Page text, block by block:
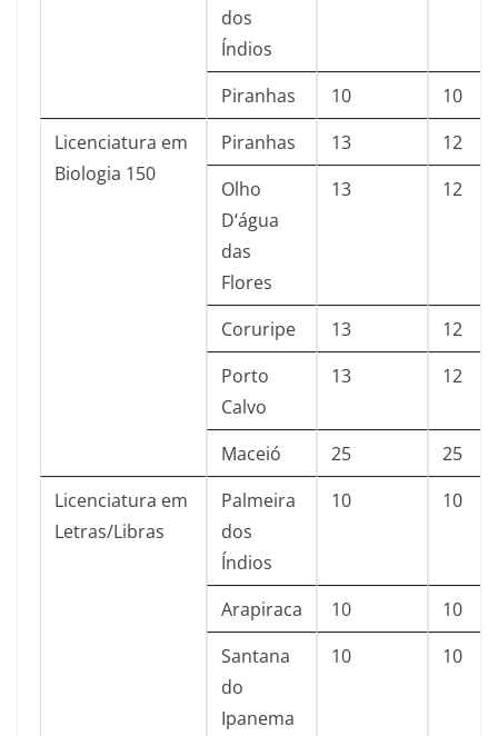
dos
Índios
Piranhas
10
10
Licenciatura em
Biologia 150
Piranhas 13
12
Olho
D‘água
das
Flores
13 12
Coruripe 13
12
Porto
Calvo
13 12
Maceió 25
25
Licenciatura em
Letras/Libras
Palmeira
dos
Índios
10 10
Arapiraca 10
10
Santana
do
Ipanema
10 10